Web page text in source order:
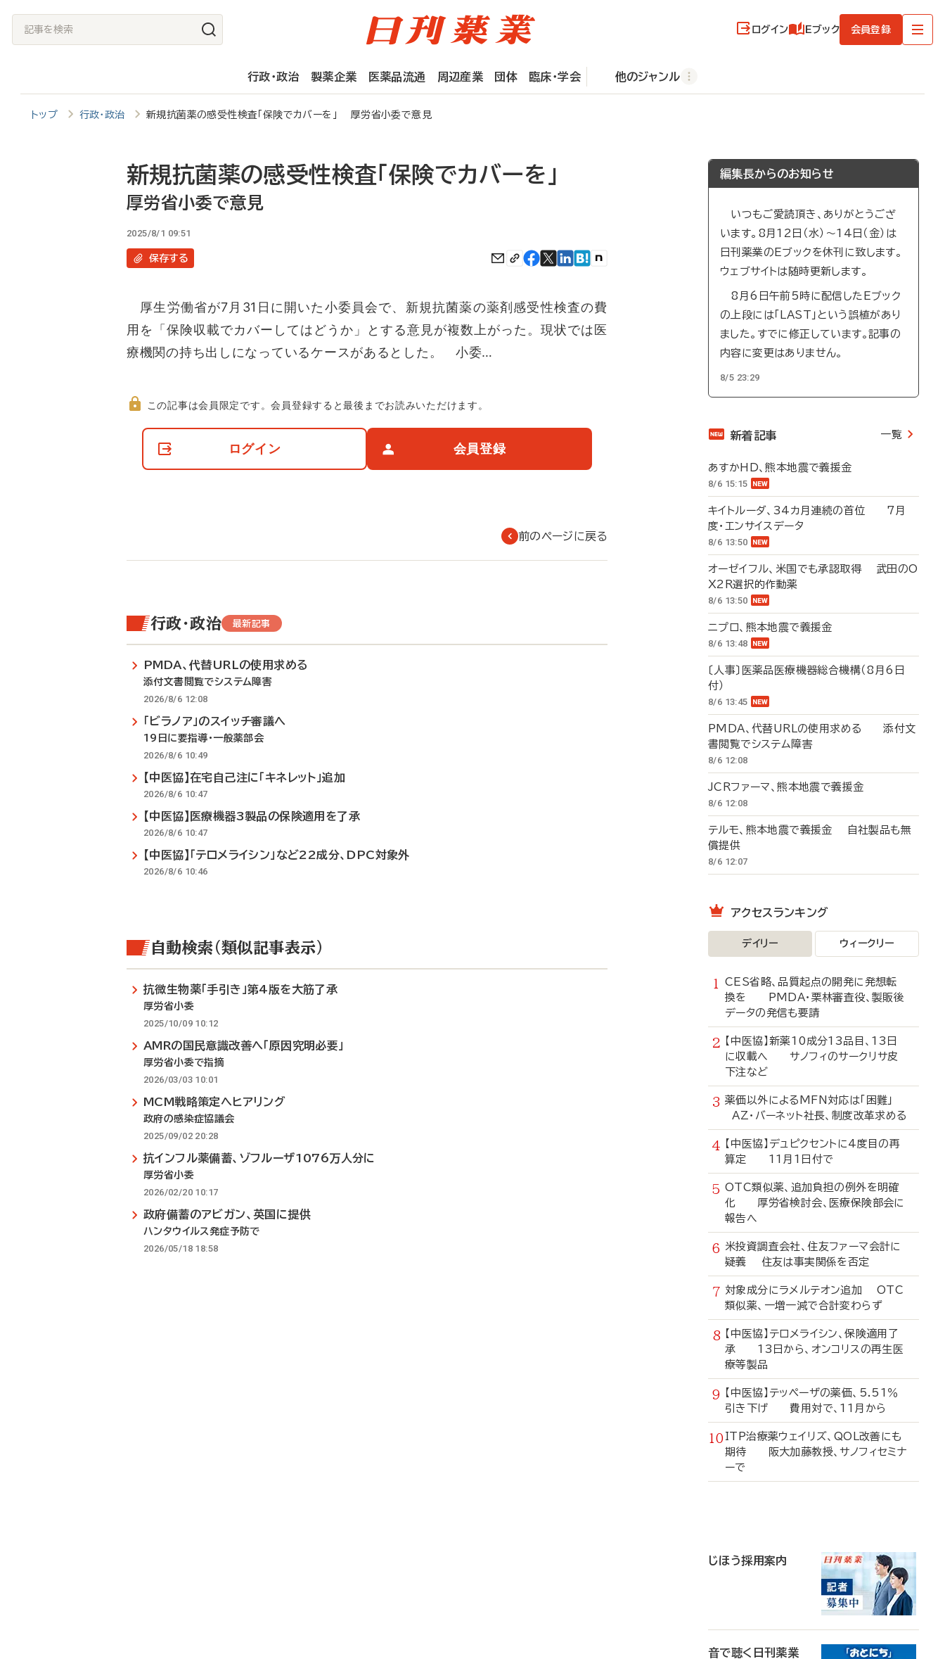
記
事
検
ログイン Eブック 会員登録
行政・政治 製薬企業 医薬品流通 周辺産業 団体 臨床・学会 他のジャンル
トップ 行政・政治 新規抗菌薬の感受性検査「保険でカバーを」 厚労省小委で意見
新規抗菌薬の感受性検査「保険でカバーを」
厚労省小委で意見
2025/8/1 09:51
保存する
厚生労働省が7月31日に開いた小委員会で、新規抗菌薬の薬剤感受性検査の費
用を「保険収載でカバーしてはどうか」とする意見が複数上がった。現状では医
療機関の持ち出しになっているケースがあるとした。 小委…
て
この記事は会員限定です。会員登録すると最後までお読みいただけます。
ログイン 会員登録
前のページに戻る
行政・政治 最新記事
PMDA、代替URLの使用求める
添付文書閲覧でシステム障害
2026/8/6 12:08
「ビラノア」のスイッチ審議へ
19日に要指導・一般薬部会
2026/8/6 10:49
【中医協】在宅自己注に「キネレット」追加
2026/8/6 10:47
【中医協】医療機器3製品の保険適用を了承
2026/8/6 10:47
【中医協】「テロメライシン」など22成分、DPC対象外
2026/8/6 10:46
自動検索（類似記事表示）
抗微生物薬「手引き」第4版を大筋了承
厚労省小委
2025/10/09 10:12
AMRの国民意識改善へ「原因究明必要」
厚労省小委で指摘
2026/03/03 10:01
MCM戦略策定へヒアリング
政府の感染症協議会
2025/09/02 20:28
抗インフル薬備蓄、ゾフルーザ1076万人分に
厚労省小委
2026/02/20 10:17
政府備蓄のアビガン、英国に提供
ハンタウイルス発症予防で
2026/05/18 18:58
編集長からのお知らせ
いつもご愛読頂き、ありがとうござ
います。8月12日（水）～14日（金）は
日刊薬業のEブックを休刊に致します。
ウェブサイトは随時更新します。
8月6日午前5時に配信したEブック
の上段には「LAST」という誤植があり
ました。すでに修正しています。記事の
内容に変更はありません。
8/5 23:29
新着記事 一覧
あすかHD、熊本地震で義援金
8/6 15:15
キイトルーダ、34カ月連続の首位 7月
度・エンサイスデータ
8/6 13:50
オーゼイフル、米国でも承認取得 武田のO
X2R選択的作動薬
8/6 13:50
ニプロ、熊本地震で義援金
8/6 13:48
〔人事〕医薬品医療機器総合機構（8月6日
付）
8/6 13:45
PMDA、代替URLの使用求める 添付文
書閲覧でシステム障害
8/6 12:08
JCRファーマ、熊本地震で義援金
8/6 12:08
テルモ、熊本地震で義援金 自社製品も無
償提供
8/6 12:07
アクセスランキング
デイリー ウィークリー
CES省略、品質起点の開発に発想転
換を PMDA・栗林審査役、製販後
データの発信も要請
【中医協】新薬10成分13品目、13日
に収載へ サノフィのサークリサ皮
下注など
薬価以外によるMFN対応は「困難」
AZ・バーネット社長、制度改革求める
【中医協】デュピクセントに4度目の再
算定 11月1日付で
OTC類似薬、追加負担の例外を明確
化 厚労省検討会、医療保険部会に
報告へ
米投資調査会社、住友ファーマ会計に
疑義 住友は事実関係を否定
対象成分にラメルテオン追加 OTC
類似薬、一増一減で合計変わらず
【中医協】テロメライシン、保険適用了
承 13日から、オンコリスの再生医
療等製品
【中医協】テッペーザの薬価、5.51％
引き下げ 費用対で、11月から
ITP治療薬ウェイリズ、QOL改善にも
期待 阪大加藤教授、サノフィセミナ
ーで
じほう採用案内
音で聴く日刊薬業